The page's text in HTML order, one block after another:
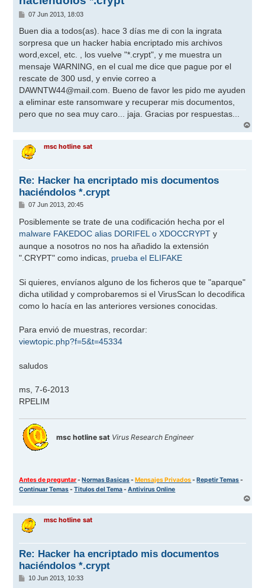
M
n
a
j
e
07 Jun 2013, 18:03
Buen dia a todos(as). hace 3 días me di con la ingrata
sorpresa que un hacker habia encriptado mis archivos
word,excel, etc. , los vuelve "*.crypt", y me muestra un
mensaje WARNING, en el cual me dice que pague por el
rescate de 300 usd, y envie correo a
DAWNTW44@mail.com. Bueno de favor les pido me ayuden
a eliminar este ransomware y recuperar mis documentos,
pero que no sea muy caro... jaja. Gracias por respuestas...
r
msc hotline sat
Re: Hacker ha encriptado mis documentos
haciéndolos *.crypt
M
n
s
a
e
07 Jun 2013, 20:45
Posiblemente se trate de una codificación hecha por el
malware FAKEDOC alias DORIFEL o XDOCCRYPT y
aunque a nosotros no nos ha añadido la extensión
".CRYPT" como indicas, prueba el ELIFAKE
Si quieres, envíanos alguno de los ficheros que te "aparque"
dicha utilidad y comprobaremos si el VirusScan lo decodifica
como lo hacía en las anteriores versiones conocidas.
Para envió de muestras, recordar:
viewtopic.php?f=5&t=45334
saludos
ms, 7-6-2013
RPELIM
msc hotline sat Virus Research Engineer
Antes de preguntar-Normas Basicas-Mensajes Privados-Repetir Temas-
Continuar Temas-Titulos del Tema-Antivirus Online
r
msc hotline sat
Re: Hacker ha encriptado mis documentos
haciéndolos *.crypt
M10 Jun 2013, 10:33